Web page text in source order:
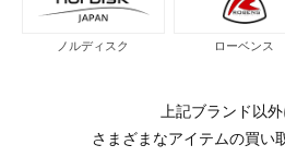
ノルディスク ローベンス
上記ブランド以外
さまざまなアイテムの買い